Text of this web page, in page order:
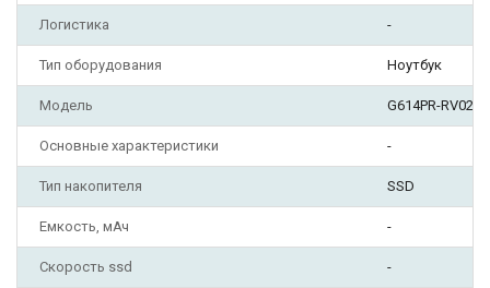
Логистика -
Тип оборудования Ноутбук
Модель G614PR-RV027
Основные характеристики -
Тип накопителя SSD
Емкость, мАч -
Скорость ssd -